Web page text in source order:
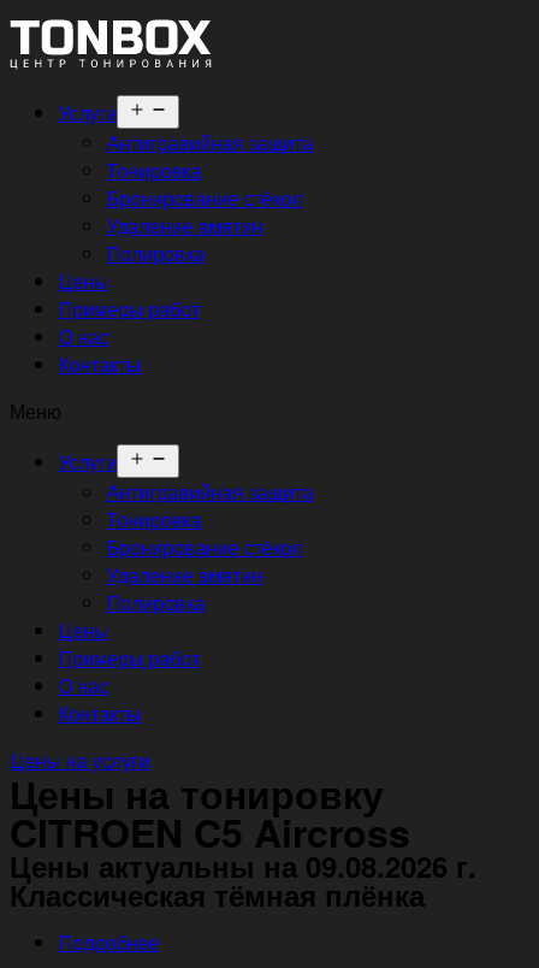
Услуги
меню
Антигравийная защита
Тонировка
Бронирование стёкол
Удаление вмятин
Полировка
Цены
Примеры работ
О нас
Контакты
Меню
Услуги
меню
Антигравийная защита
Тонировка
Бронирование стёкол
Удаление вмятин
Полировка
Цены
Примеры работ
О нас
Контакты
Цены на услуги
Цены на тонировку
CITROEN C5 Aircross
Цены актуальны на 09.08.2026 г.
Классическая тёмная плёнка
Подробнее